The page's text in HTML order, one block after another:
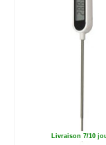
Livraison 7/10